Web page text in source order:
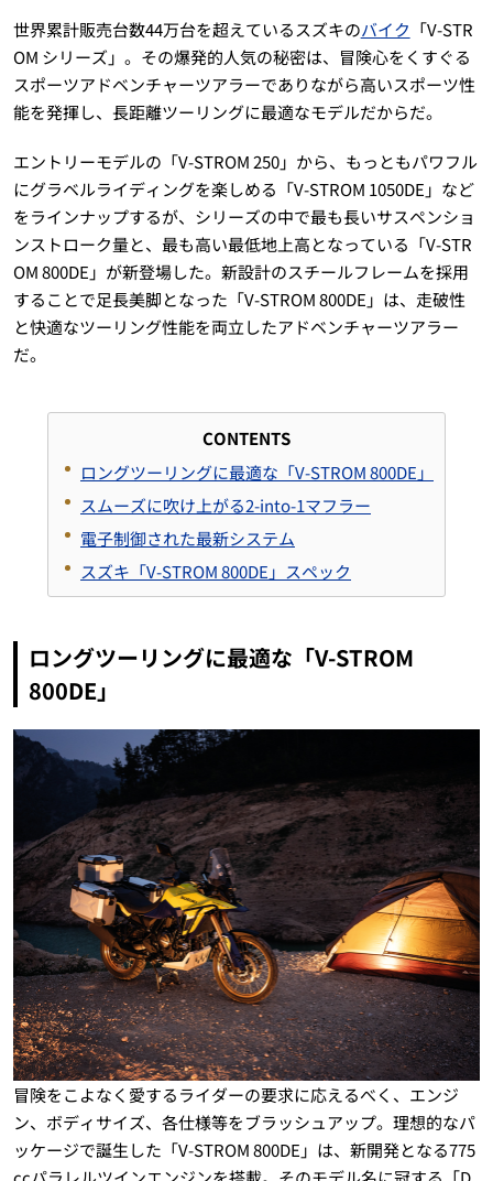
世界累計販売台数44万台を超えているスズキのバイク 「V-STR
OM シリーズ」。その爆発的人気の秘密は、冒険心をくすぐる
スポーツアドベンチャーツアラーでありながら高いスポーツ性
能を発揮し、長距離ツーリングに最適なモデルだからだ。
エントリーモデルの「V-STROM 250」から、もっともパワフル
にグラベルライディングを楽しめる「V-STROM 1050DE」など
をラインナップするが、シリーズの中で最も長いサスペンショ
ンストローク量と、最も高い最低地上高となっている「V-STR
OM 800DE」が新登場した。新設計のスチールフレームを採用
することで足長美脚となった「V-STROM 800DE」は、走破性
と快適なツーリング性能を両立したアドベンチャーツアラー
だ。
CONTENTS
ロングツーリングに最適な「V-STROM 800DE」
スムーズに吹け上がる2-into-1マフラー
電子制御された最新システム
スズキ「V-STROM 800DE」スペック
ロングツーリングに最適な「V-STROM
800DE」
冒険をこよなく愛するライダーの要求に応えるべく、エンジ
ン、ボディサイズ、各仕様等をブラッシュアップ。理想的なパ
ッケージで誕生した「V-STROM 800DE」は、新開発となる775